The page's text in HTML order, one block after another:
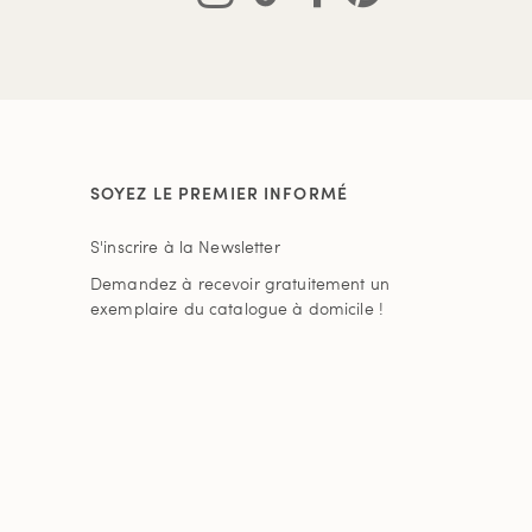
SOYEZ LE PREMIER INFORMÉ
S'inscrire à la Newsletter
Demandez à recevoir gratuitement un
exemplaire du catalogue à domicile !